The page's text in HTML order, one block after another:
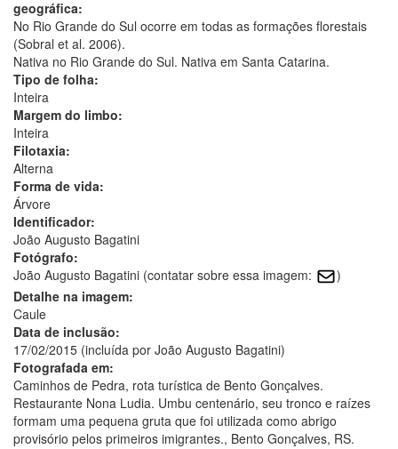
geográfica:
No Rio Grande do Sul ocorre em todas as formações florestais
(Sobral et al. 2006).
Nativa no Rio Grande do Sul. Nativa em Santa Catarina.
Tipo de folha:
Inteira
Margem do limbo:
Inteira
Filotaxia:
Alterna
Forma de vida:
Árvore
Identificador:
João Augusto Bagatini
Fotógrafo:
João Augusto Bagatini (contatar sobre essa imagem:
)
Detalhe na imagem:
Caule
Data de inclusão:
17/02/2015 (incluída por João Augusto Bagatini)
Fotografada em:
Caminhos de Pedra, rota turística de Bento Gonçalves.
Restaurante Nona Ludia. Umbu centenário, seu tronco e raízes
formam uma pequena gruta que foi utilizada como abrigo
provisório pelos primeiros imigrantes., Bento Gonçalves, RS.